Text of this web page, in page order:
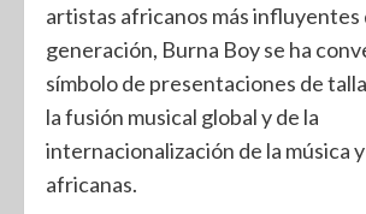
artistas africanos más influyentes
generación, Burna Boy se ha
símbolo de presentaciones de
la fusión musical global y de la
internacionalización de la música
africanas.